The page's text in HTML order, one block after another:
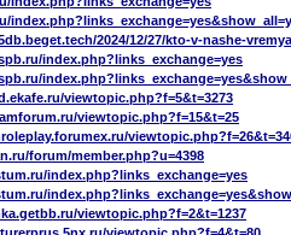
2024/12/27/kto-v-nashe-
index.php?links_exchange=yes
viewtopic.php?f=5&t=3273
viewtopic.php?f=15&t=25
forum/member.php?u=4398
index.php?links_exchange=yes
viewtopic.php?f=2&t=1237